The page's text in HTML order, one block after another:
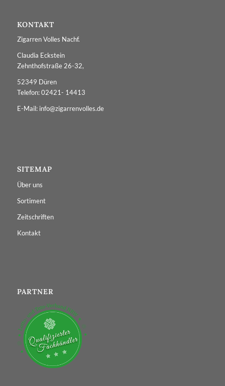
KONTAKT
Zigarren Volles Nachf.
Claudia Eckstein
Zehnthofstraße 26-32,
52349 Düren
Telefon: 02421- 14413
E-Mail: info@zigarrenvolles.de
SITEMAP
Über uns
Sortiment
Zeitschriften
Kontakt
PARTNER